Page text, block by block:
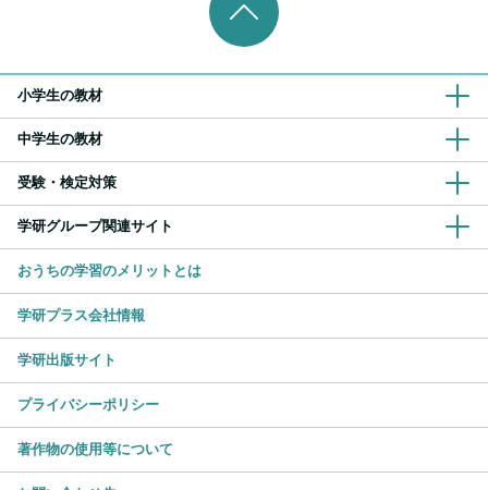
小学生の教材
中学生の教材
受験・検定対策
学研グループ関連サイト
おうちの学習のメリットとは
学研プラス会社情報
学研出版サイト
プライバシーポリシー
著作物の使用等について